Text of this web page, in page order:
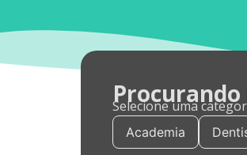
Selecione uma
Academia